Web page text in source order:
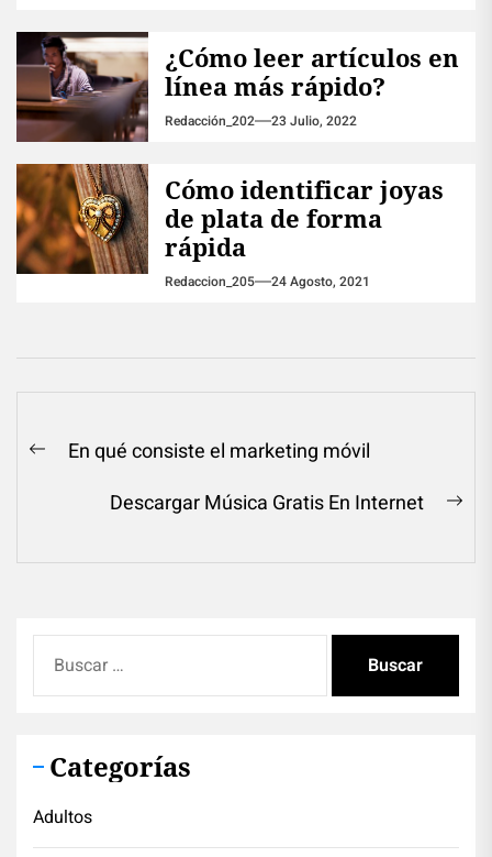
¿Cómo leer artículos en
línea más rápido?
Redacción_202 23 Julio, 2022
Cómo identificar joyas
de plata de forma
rápida
Redaccion_205 24 Agosto, 2021
Navegación
entradas
PreviousEn qué consiste el marketing móvil
Descargar Música Gratis En Internet
Categorías
Adultos